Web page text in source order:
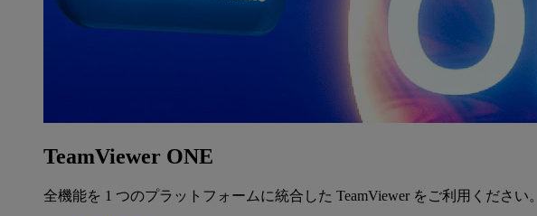
TeamViewer ONE
全機能を 1 つのプラットフォームに統合した TeamViewer をご利用ください。